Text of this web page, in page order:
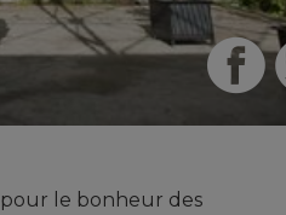
le bonheur des